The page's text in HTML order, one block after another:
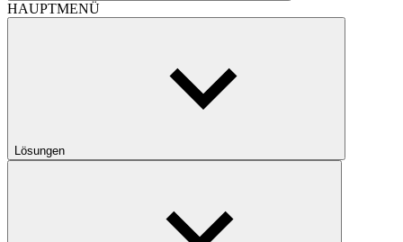
HAUPTMENÜ
Lösungen